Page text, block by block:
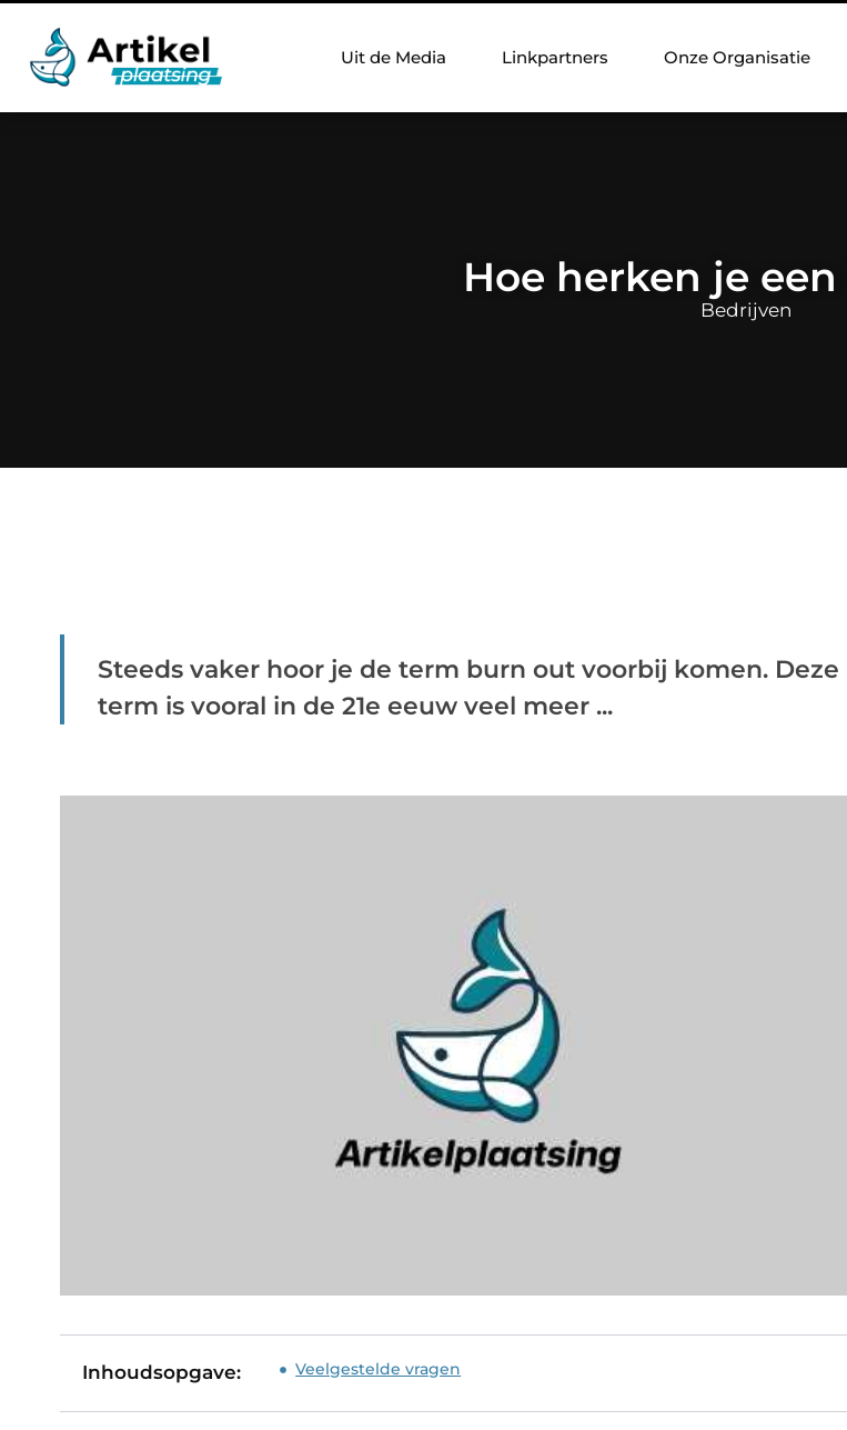
Uit de Media Linkpartners Onze Organisatie
Hoe herken je
Bedrijven
Steeds vaker hoor je de term burn out voorbij komen. Deze
term is vooral in de 21e eeuw veel meer ...
Inhoudsopgave: Veelgestelde vragen